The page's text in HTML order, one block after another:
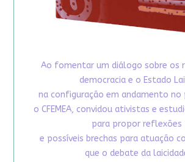
Ao fomentar um diálogo sobre os
democracia e o Estado
na configuração em andamento
o CFEMEA, convidou ativistas e
para propor reflexões
e possíveis brechas para atuação
que o debate da